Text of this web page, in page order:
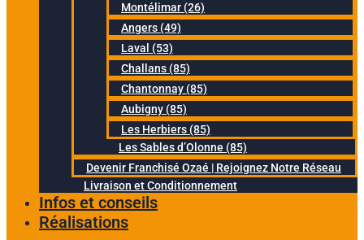
Montélimar (26)
Angers (49)
Laval (53)
Challans (85)
Chantonnay (85)
Aubigny (85)
Les Herbiers (85)
Les Sables d’Olonne (85)
Devenir Franchisé Ozaé | Rejoignez Notre Réseau
Livraison et Conditionnement
Infos et conseils
Réalisations